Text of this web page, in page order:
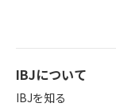
IBJについて
IBJを知る